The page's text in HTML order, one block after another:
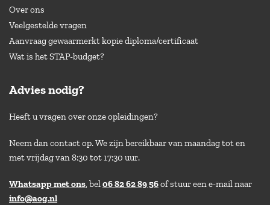
Over ons
Veelgestelde vragen
Aanvraag gewaarmerkt kopie diploma/certificaat
Wat is het STAP-budget?
Advies nodig?
Heeft u vragen over onze opleidingen?
Neem dan contact op. We zijn bereikbaar van maandag tot en
met vrijdag van 8:30 tot 17:30 uur.
Whatsapp met ons, bel06 82 62 89 56of stuur een e-mail naar
info@aog.nl